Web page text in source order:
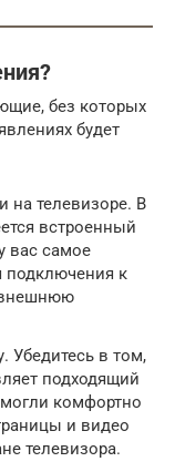
без которых
будет
на телевизоре. В
встроенный
вас самое
подключения к
внешнюю
Убедитесь в том,
подходящий
комфортно
и видео
телевизора.